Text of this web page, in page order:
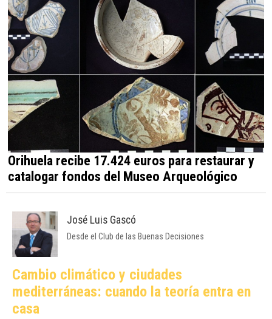
Orihuela recibe 17.424 euros para restaurar y
catalogar fondos del Museo Arqueológico
José Luis Gascó
Desde el Club de las Buenas Decisiones
Cambio climático y ciudades
mediterráneas: cuando la teoría entra en
casa